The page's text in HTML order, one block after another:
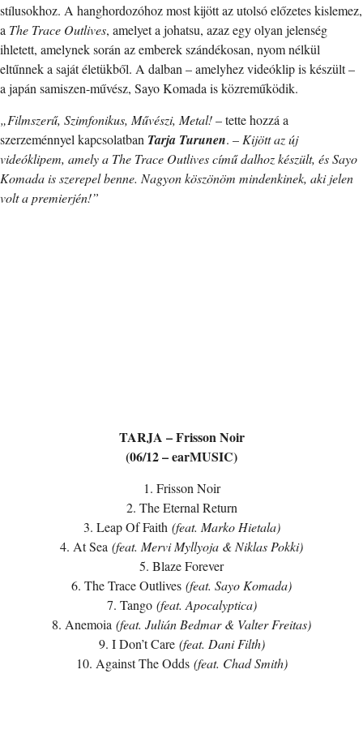
stílusokhoz. A hanghordozóhoz most kijött az utolsó előzetes kislemez,
a The Trace Outlives, amelyet a johatsu, azaz egy olyan jelenség
ihletett, amelynek során az emberek szándékosan, nyom nélkül
eltűnnek a saját életükből. A dalban – amelyhez videóklip is készült –
a japán samiszen-művész, Sayo Komada is közreműködik.
„Filmszerű, Szimfonikus, Művészi, Metal!– tette hozzá a
szerzeménnyel kapcsolatban Tarja Turunen. – Kijött az új
videóklipem, amely a The Trace Outlives című dalhoz készült, és Sayo
Komada is szerepel benne. Nagyon köszönöm mindenkinek, aki jelen
volt a premierjén!”
TARJA – Frisson Noir
(06/12 – earMUSIC)
1. Frisson Noir
2. The Eternal Return
3. Leap Of Faith (feat. Marko Hietala)
4. At Sea (feat. Mervi Myllyoja & Niklas Pokki)
5. Blaze Forever
6. The Trace Outlives (feat. Sayo Komada)
7. Tango (feat. Apocalyptica)
8. Anemoia (feat. Julián Bedmar & Valter Freitas)
9. I Don’t Care (feat. Dani Filth)
10. Against The Odds (feat. Chad Smith)